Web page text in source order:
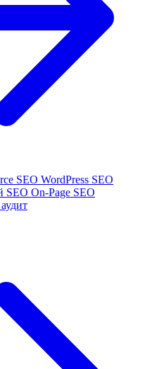
SEO WordPress SEO
SEO On-Page SEO